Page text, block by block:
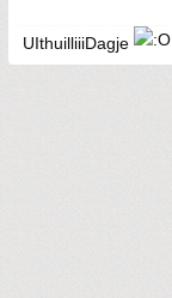
UIthuilliiiDagje